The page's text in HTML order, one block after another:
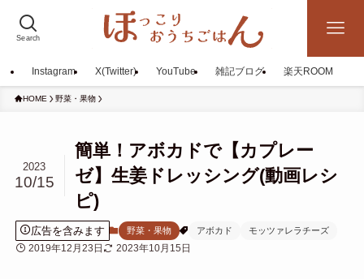
Search
Instagram X(Twitter) YouTube 雑記ブログ 楽天ROOM
HOME 野菜・果物
簡単！アボカドで【カプレー
ゼ】生姜ドレッシング(動画レシ
ピ)
2023
10/15
広告を含みます 野菜・果物 アボカド モッツァレラチーズ
2019年12月23日 2023年10月15日